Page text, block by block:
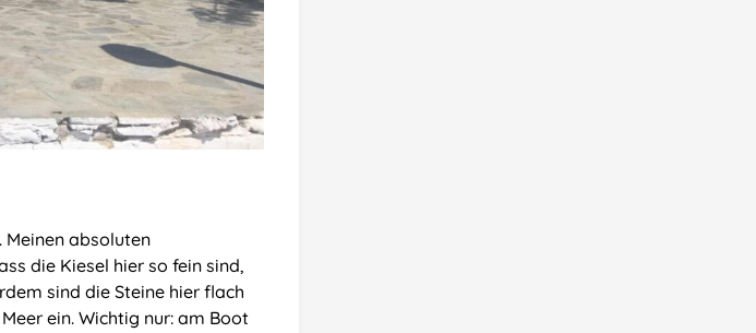
Meinen absoluten
die Kiesel hier so fein sind,
sind die Steine hier flach
ein. Wichtig nur: am Boot